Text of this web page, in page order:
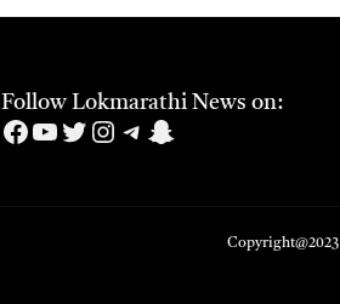
Follow Lokmarathi News on:
Facebook
YouTube
Twitter
Instagram
Telegram
Snapchat
Copyright@2023